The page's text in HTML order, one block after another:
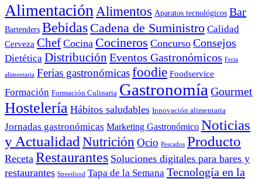
Alimentación Alimentos Aparatos tecnológicos Bar
Bartenders Bebidas Cadena de Suministro Calidad
Cerveza Chef Cocina Cocineros Concurso Consejos
Dietética Distribución Eventos Gastronómicos Feria
alimentaria Ferias gastronómicasfoodie Foodservice
Formación Formación Culinaria Gastronomía Gourmet
Hostelería Hábitos saludables Innovación alimentaria
Jornadas gastronómicas Marketing Gastronómico Noticias
y Actualidad Nutrición Ocio Pescados Producto
Receta Restaurantes Soluciones digitales para bares y
restaurantes Streetfood Tapa de la Semana Tecnología en la